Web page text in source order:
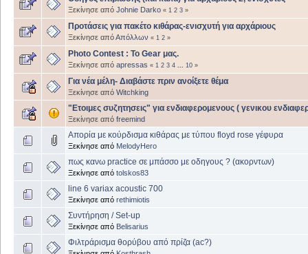
Ξεκίνησε από Johnie Darko « 1 2 3 »
Προτάσεις για πακέτο κιθάρας-ενισχυτή για αρχάριους
Ξεκίνησε απόΑπόλλων « 1 2 »
Photo Contest : To Gear μας.
Ξεκίνησε από apressas « 1 2 3 4 10 »
Για νέα μέλη- Διαβάστε πριν ανοίξετε θέμα
Ξεκίνησε από Witchking
"Ετοιμες συζητησεις" για ενδιαφερομενους ( γενικου
Ξεκίνησε από freemind
Απορία με κούρδισμα κιθάρας με τύπου floyd rose γέφυρα
Ξεκίνησε από MelodyHero
πως κανω practice σε μπάσσο με οδηγους ? (ακορντων)
Ξεκίνησε από tolskos83
line 6 variax acoustic 700
Ξεκίνησε από rethimiotis
Συντήρηση / Set-up
Ξεκίνησε από Belisarius
Φιλτράρισμα θορύβου από πρίζα (ac?)